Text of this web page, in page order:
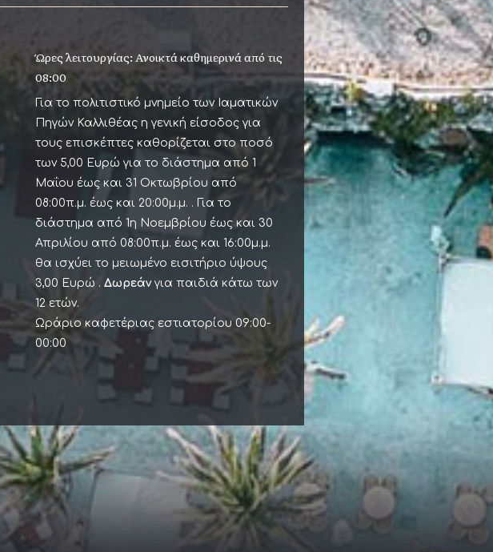
Ώρες λειτουργίας: Ανοικτά καθημερινά από τις
08:00
Για το πολιτιστικό μνημείο των Ιαματικών
Πηγών Καλλιθέας η γενική είσοδος για
τους επισκέπτες καθορίζεται στο ποσό
των 5,00 Ευρώ για το διάστημα από 1
Μαΐου έως και 31 Οκτωβρίου από
08:00π.μ. έως και 20:00μ.μ. . Για το
διάστημα από 1η Νοεμβρίου έως και 30
Απριλίου από 08:00π.μ. έως και 16:00μ.μ.
θα ισχύει το μειωμένο εισιτήριο ύψους
3,00 Ευρώ . Δωρεάν για παιδιά κάτω των
12 ετών.
Ωράριο καφετέριας εστιατορίου 09:00-
00:00